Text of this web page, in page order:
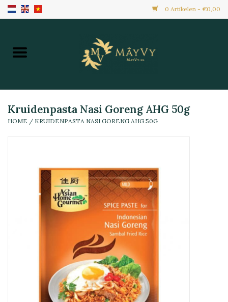
0 Artikelen - €0,00
Home
Nieuw Binnen
Maaltijden & Hapjes
Kruidenpasta Nasi Goreng AHG 50g
HOME / KRUIDENPASTA NASI GORENG AHG 50G